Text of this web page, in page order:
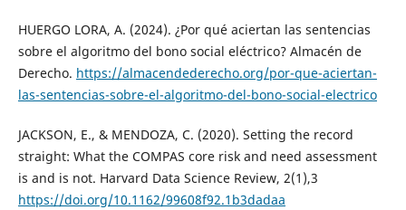
HUERGO LORA, A. (2024). ¿Por qué aciertan las sentencias
sobre el algoritmo del bono social eléctrico? Almacén de
Derecho. https://almacendederecho.org/por-que-aciertan-
las-sentencias-sobre-el-algoritmo-del-bono-social-electrico
JACKSON, E., & MENDOZA, C. (2020). Setting the record
straight: What the COMPAS core risk and need assessment
is and is not. Harvard Data Science Review, 2(1),3
https://doi.org/10.1162/99608f92.1b3dadaa